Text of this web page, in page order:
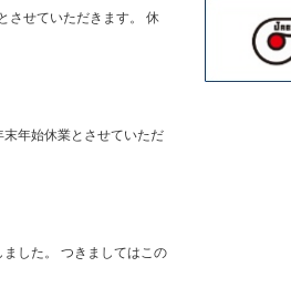
させていただきます。 休
年始休業とさせていただ
した。 つきましてはこの